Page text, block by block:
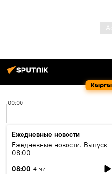
00:00
Ежедневные новости
Ежедневные новости. Выпуск
08:00
08:00 4 мин